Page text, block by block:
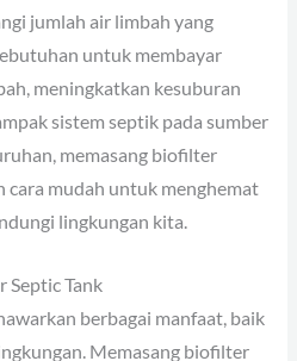
jumlah air limbah yang
untuk membayar
meningkatkan kesuburan
sistem septik pada sumber
memasang biofilter
cara mudah untuk menghemat
lingkungan kita.
Tank
berbagai manfaat, baik
Memasang biofilter